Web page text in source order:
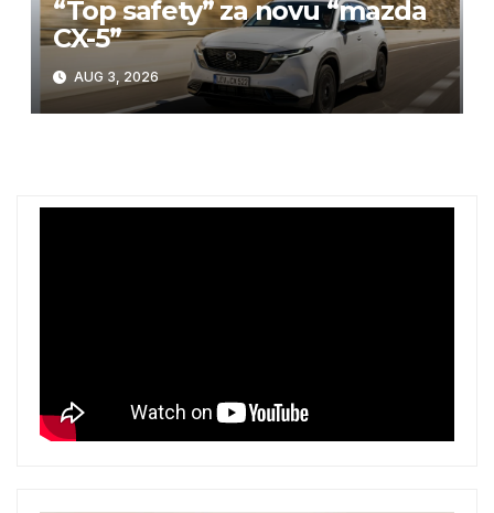
“Top safety” za novu “mazda
CX-5”
AUG 3, 2026